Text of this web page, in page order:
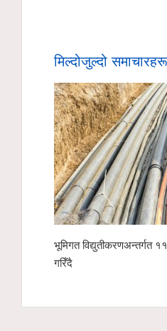
मिल्दोजुल्दो समाचारहरू
भूमिगत विद्युतीकरणअन्तर्गत ११
गरिँदै